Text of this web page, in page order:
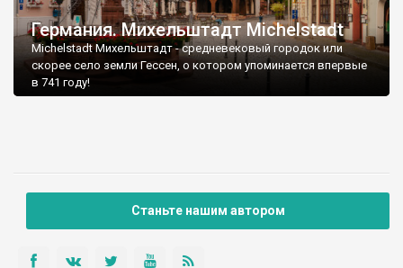
Германия. Михельштадт Michelstadt
Michelstadt Михельштадт - средневековый городок или
скорее село земли Гессен, о котором упоминается впервые
в 741 году!
Станьте нашим автором